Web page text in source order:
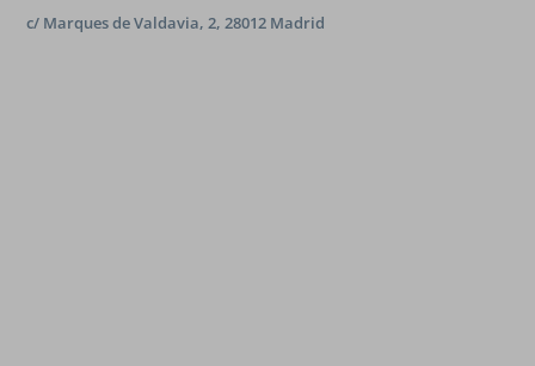
c/ Marques de Valdavia, 2, 28012 Madrid